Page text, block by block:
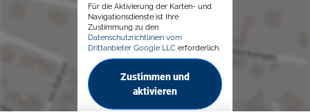
Für die Aktivierung der Karten- und
Navigationsdienste ist Ihre
Zustimmung zu den
Datenschutzrichtlinien vom
Drittanbieter Google LLC erforderlich.
Zustimmen und
aktivieren